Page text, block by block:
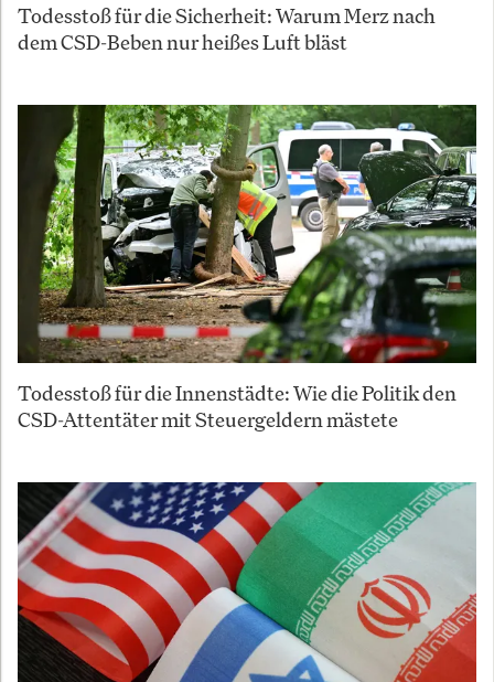
Todesstoß für die Sicherheit: Warum Merz nach
dem CSD-Beben nur heißes Luft bläst
Todesstoß für die Innenstädte: Wie die Politik den
CSD-Attentäter mit Steuergeldern mästete